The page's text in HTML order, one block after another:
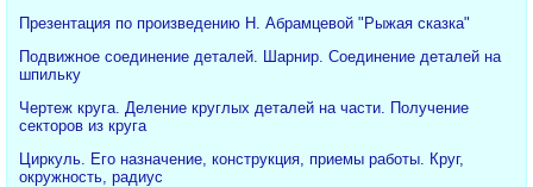
Презентация по произведению Н. Абрамцевой "Рыжая сказка"
Подвижное соединение деталей. Шарнир. Соединение деталей на
шпильку
Чертеж круга. Деление круглых деталей на части. Получение
секторов из круга
Циркуль. Его назначение, конструкция, приемы работы. Круг,
окружность, радиус